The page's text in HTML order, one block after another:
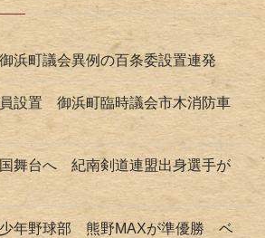
浜町議会異例の百条委設置連発
設置 御浜町臨時議会市木消防車
舞台へ 紀南剣道連盟出身選手が
少年野球部 熊野MAXが準優勝 ベ